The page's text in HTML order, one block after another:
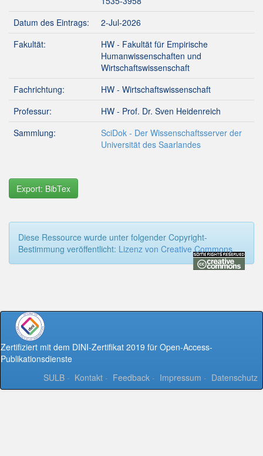
Datum des Eintrags:
2-Jul-2026
Fakultät:
HW - Fakultät für Empirische
Humanwissenschaften und
Wirtschaftswissenschaft
Fachrichtung:
HW - Wirtschaftswissenschaft
Professur:
HW - Prof. Dr. Sven Heidenreich
Sammlung:
SciDok - Der Wissenschaftsserver der
Universität des Saarlandes
Export: BibTex
Diese Ressource wurde unter folgender Copyright-
Bestimmung veröffentlicht: Lizenz von Creative Commons
Zertifiziert mit dem DINI-Zertifikat 2019 für Open-Access-
Publikationsdienste
SULB - Kontakt - Feedback - Impressum - Datenschutz